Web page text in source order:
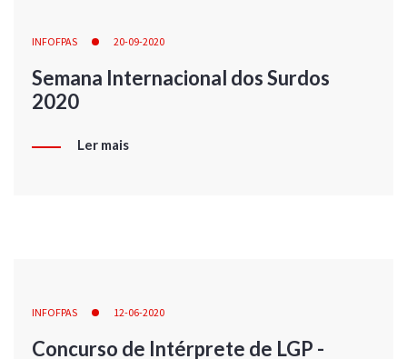
INFOFPAS 20-09-2020
Semana Internacional dos Surdos
2020
Ler mais
INFOFPAS 12-06-2020
Concurso de Intérprete de LGP -